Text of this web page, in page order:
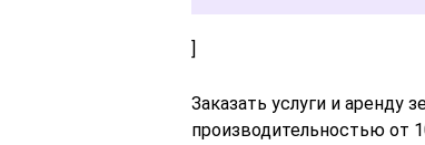
]
Заказать услуги и аренду
производительностью от